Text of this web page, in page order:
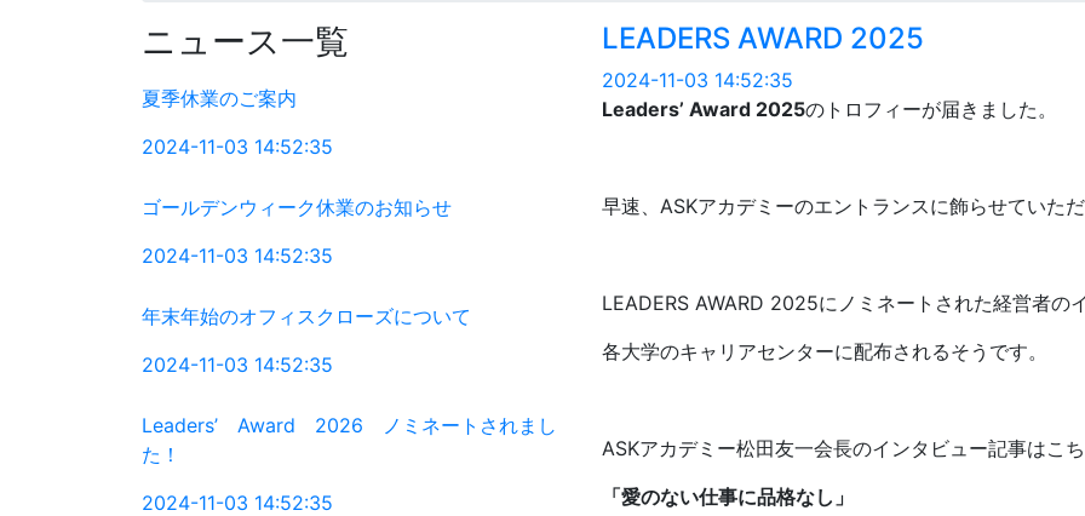
LEADERS AWARD 2025
2024-11-03 14:52:35
Leaders’ Award 2025のトロフィーが届きました。
早速、ASKアカデミーのエントランスに飾らせていただ
LEADERS AWARD 2025にノミネートされた経営者の
各大学のキャリアセンターに配布されるそうです。
ASKアカデミー松田友一会長のインタビュー記事はこち
「愛のない仕事に品格なし」
ニュース一覧
夏季休業のご案内
2024-11-03 14:52:35
ゴールデンウィーク休業のお知らせ
2024-11-03 14:52:35
年末年始のオフィスクローズについて
2024-11-03 14:52:35
Leaders’ Award 2026 ノミネートされまし
た！
2024-11-03 14:52:35